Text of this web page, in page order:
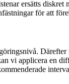
ersätts diskret
för att
vi applicera en